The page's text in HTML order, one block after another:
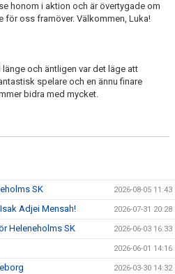
honom i aktion och är övertygade om
för oss framöver. Välkommen, Luka!
och äntligen var det läge att
spelare och en ännu finare
bidra med mycket.
SK 2026-08-05 11:43
Adjei Mensah! 2026-07-31 20:28
Heleneholms SK 2026-06-03 16:33
2026-06-01 14:16
2026-03-30 14:32